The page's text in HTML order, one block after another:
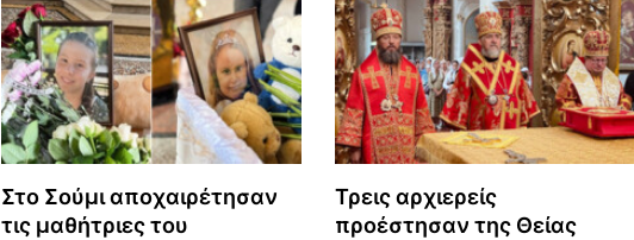
Στο Σούμι αποχαιρέτησαν
τις μαθήτριες του
Τρεις αρχιερείς
προέστησαν της Θείας